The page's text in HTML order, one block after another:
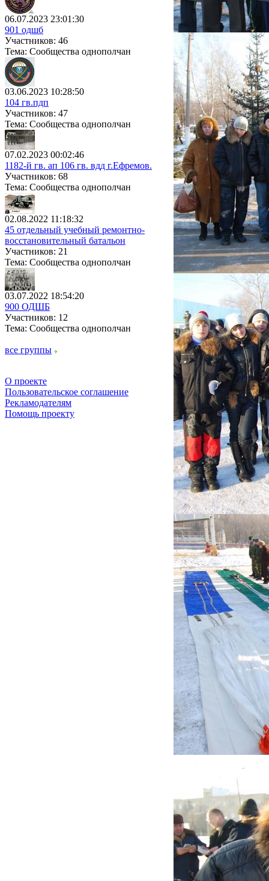
06.07.2023 23:01:30
901 одшб
Участников: 46
Тема: Сообщества однополчан
03.06.2023 10:28:50
104 гв.пдп
Участников: 47
Тема: Сообщества однополчан
07.02.2023 00:02:46
1182-й гв. ап 106 гв. вдд г.Ефремов.
Участников: 68
Тема: Сообщества однополчан
02.08.2022 11:18:32
45 отдельный учебный ремонтно-
восстановительный батальон
Участников: 21
Тема: Сообщества однополчан
03.07.2022 18:54:20
900 ОДШБ
Участников: 12
Тема: Сообщества однополчан
все группы
О проекте
Пользовательское соглашение
Рекламодателям
Помощь проекту